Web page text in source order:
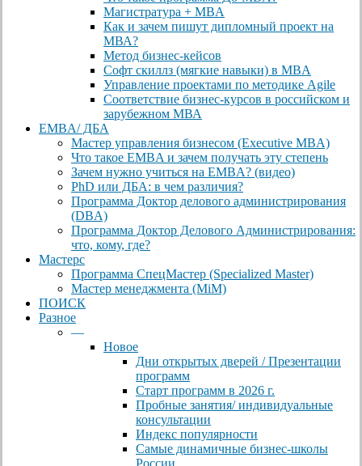
Магистратура + MBA
Как и зачем пишут дипломный проект на
МВА?
Метод бизнес-кейсов
Софт скиллз (мягкие навыки) в MBA
Управление проектами по методике Agile
Соответствие бизнес-курсов в российском и
зарубежном МВА
EMBA/ ДБA
Мастер управления бизнесом (Executive MBA)
Что такое EMBA и зачем получать эту степень
Зачем нужно учиться на EMBA? (видео)
PhD или ДБА: в чем различия?
Программа Доктор делового администрирования
(DBА)
Программа Доктор Делового Администрирования:
что, кому, где?
Мастерс
Программа СпецМастер (Specialized Master)
Мастер менеджмента (MiM)
ПОИСК
Разное
—
Новое
Дни открытых дверей / Презентации
программ
Старт программ в 2026 г.
Пробные занятия/ индивидуальные
консультации
Индекс популярности
Самые динамичные бизнес-школы
России